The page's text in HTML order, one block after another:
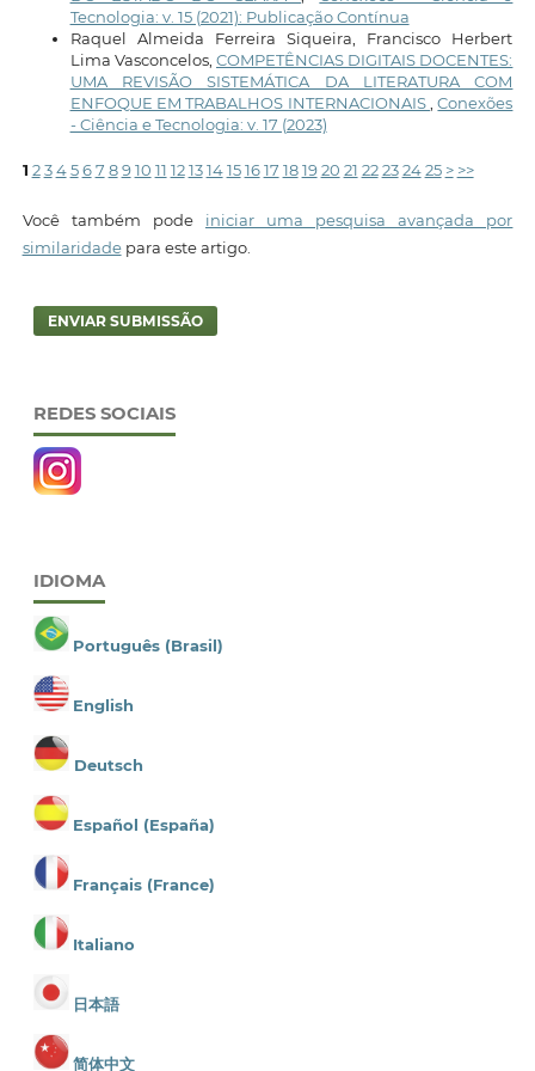
Tecnologia: v. 15 (2021): Publicação Contínua
Raquel Almeida Ferreira Siqueira, Francisco Herbert
Lima Vasconcelos, COMPETÊNCIAS DIGITAIS DOCENTES:
UMA REVISÃO SISTEMÁTICA DA LITERATURA COM
ENFOQUE EM TRABALHOS INTERNACIONAIS ,Conexões
- Ciência e Tecnologia: v. 17 (2023)
1 2 3 4 5 6 7 8 9 10 11 12 13 14 15 16 17 18 19 20 21 22 23 24 25 > >>
Você também pode iniciar uma pesquisa avançada por
similaridadepara este artigo.
ENVIAR SUBMISSÃO
REDES SOCIAIS
IDIOMA
Português (Brasil)
English
Deutsch
Español (España)
Français (France)
Italiano
日本語
简体中文